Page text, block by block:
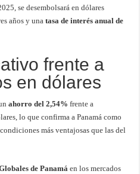
se desembolsará en dólares
años y unatasa de interés anual de
frente a
en dólares
ahorro del 2,54% frente a
lo que confirma a Panamá como
más ventajosas que las del
de Panamáen los mercados